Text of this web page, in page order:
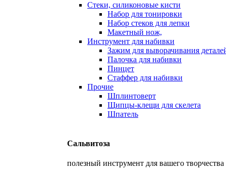
Стеки, силиконовые кисти
Набор для тонировки
Набор стеков для лепки
Макетный нож,
Инструмент для набивки
Зажим для выворачивания
Палочка для набивки
Пинцет
Стаффер для набивки
Прочие
Шплинтоверт
Щипцы-клещи для скелета
Шпатель
Сальвитоза
полезный инструмент для вашего творчества